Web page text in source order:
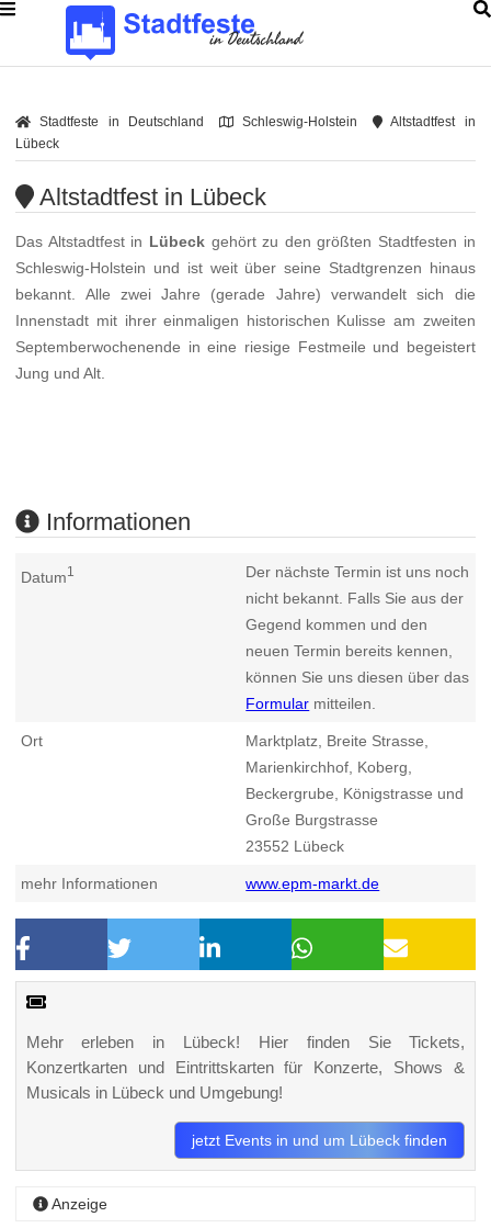
Stadtfeste in Deutschland Schleswig-Holstein
Altstadtfest in
Lübeck
Altstadtfest in Lübeck
Das Altstadtfest in Lübeck gehört zu den größten Stadtfesten in
Schleswig-Holstein und ist weit über seine Stadtgrenzen hinaus
bekannt. Alle zwei Jahre (gerade Jahre) verwandelt sich die
Innenstadt mit ihrer einmaligen historischen Kulisse am zweiten
Septemberwochenende in eine riesige Festmeile und begeistert
Jung und Alt.
Informationen
Datum1
Der nächste Termin ist uns noch
nicht bekannt. Falls Sie aus der
Gegend kommen und den
neuen Termin bereits kennen,
können Sie uns diesen über das
Formular mitteilen.
Ort
Marktplatz, Breite Strasse,
Marienkirchhof, Koberg,
Beckergrube, Königstrasse und
Große Burgstrasse
23552 Lübeck
mehr Informationen www.epm-markt.de
Mehr erleben in Lübeck! Hier finden Sie Tickets,
Konzertkarten und Eintrittskarten für Konzerte, Shows &
Musicals in Lübeck und Umgebung!
jetzt Events in und um Lübeck finden
Anzeige